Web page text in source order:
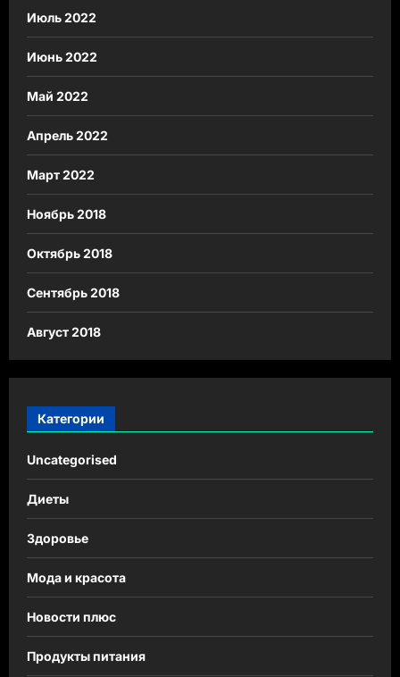
Июль 2022
Июнь 2022
Май 2022
Апрель 2022
Март 2022
Ноябрь 2018
Октябрь 2018
Сентябрь 2018
Август 2018
Категории
Uncategorised
Диеты
Здоровье
Мода и красота
Новости плюс
Продукты питания